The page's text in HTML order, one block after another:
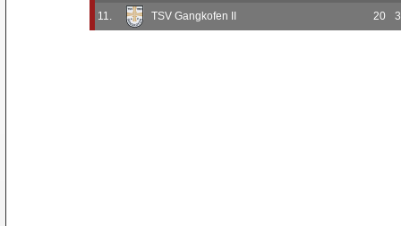
11. TSV Gangkofen II 20 3